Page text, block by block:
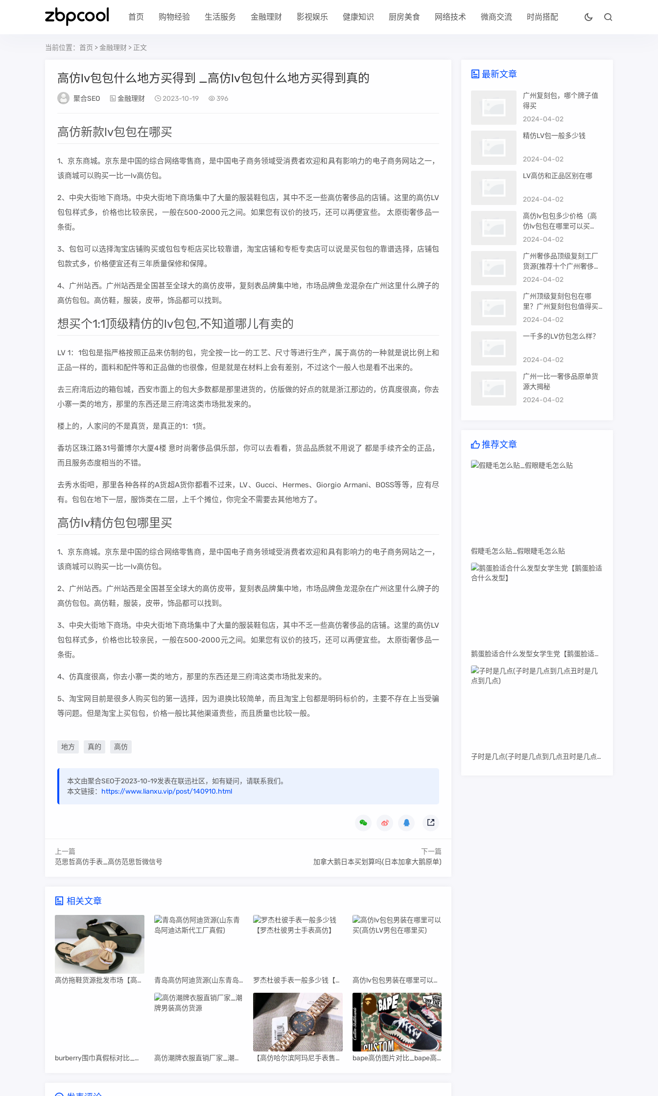
首页 购物经验 生活服务 金融理财 影视娱乐 健康知识 厨房美食 网络技术 微商交流 时尚搭配
当前位置： 首页 >金融理财 > 正文
高仿lv包包什么地方买得到 _高仿lv包包什么地方买得到真的
聚合SEO 金融理财 2023-10-19 396
高仿新款lv包包在哪买
1、京东商城。京东是中国的综合网络零售商，是中国电子商务领域受消费者欢迎和具有影响力的电子商务网站之一，
该商城可以购买一比一lv高仿包。
2、中央大街地下商场。中央大街地下商场集中了大量的服装鞋包店，其中不乏一些高仿奢侈品的店铺。这里的高仿LV
包包样式多，价格也比较亲民，一般在500-2000元之间。如果您有议价的技巧，还可以再便宜些。 太原街奢侈品一
条街。
3、包包可以选择淘宝店铺购买或包包专柜店买比较靠谱，淘宝店铺和专柜专卖店可以说是买包包的靠谱选择，店铺包
包款式多，价格便宜还有三年质量保修和保障。
4、广州站西。广州站西是全国甚至全球大的高仿皮带，复刻表品牌集中地，市场品牌鱼龙混杂在广州这里什么牌子的
高仿包包。高仿鞋，服装，皮带，饰品都可以找到。
想买个1:1顶级精仿的lv包包,不知道哪儿有卖的
LV 1：1包包是指严格按照正品来仿制的包，完全按一比一的工艺、尺寸等进行生产，属于高仿的一种就是说比例上和
正品一样的，面料和配件等和正品做的也很像，但是就是在材料上会有差别，不过这个一般人也是看不出来的。
去三府湾后边的箱包城，西安市面上的包大多数都是那里进货的，仿版做的好点的就是浙江那边的，仿真度很高，你去
小寨一类的地方，那里的东西还是三府湾这类市场批发来的。
楼上的，人家问的不是真货，是真正的1：1货。
香坊区珠江路31号蕾博尔大厦4楼 意时尚奢侈品俱乐部，你可以去看看，货品品质就不用说了 都是手续齐全的正品，
而且服务态度相当的不错。
去秀水街吧，那里各种各样的A货超A货你都看不过来，LV、Gucci、Hermes、Giorgio Armani、BOSS等等，应有尽
有。包包在地下一层，服饰类在二层，上千个摊位，你完全不需要去其他地方了。
高仿lv精仿包包哪里买
1、京东商城。京东是中国的综合网络零售商，是中国电子商务领域受消费者欢迎和具有影响力的电子商务网站之一，
该商城可以购买一比一lv高仿包。
2、广州站西。广州站西是全国甚至全球大的高仿皮带，复刻表品牌集中地，市场品牌鱼龙混杂在广州这里什么牌子的
高仿包包。高仿鞋，服装，皮带，饰品都可以找到。
3、中央大街地下商场。中央大街地下商场集中了大量的服装鞋包店，其中不乏一些高仿奢侈品的店铺。这里的高仿LV
包包样式多，价格也比较亲民，一般在500-2000元之间。如果您有议价的技巧，还可以再便宜些。 太原街奢侈品一
条街。
4、仿真度很高，你去小寨一类的地方，那里的东西还是三府湾这类市场批发来的。
5、淘宝网目前是很多人购买包的第一选择，因为退换比较简单，而且淘宝上包都是明码标价的，主要不存在上当受骗
等问题。但是淘宝上买包包，价格一般比其他渠道贵些，而且质量也比较一般。
地方 真的 高仿
本文由聚合SEO于2023-10-19发表在联迅社区，如有疑问，请联系我们。
本文链接： https://www.lianxu.vip/post/140910.html
上一篇
范思哲高仿手表_高仿范思哲微信号
下一篇
加拿大鹅日本买划算吗(日本加拿大鹅原单)
相关文章
高仿拖鞋货源批发市场【高仿拖鞋货源批发市场在哪里】 青岛高仿阿迪货源(山东青岛阿迪达斯代工厂真假) 罗杰杜彼手表一般多少钱【罗杰杜彼男士手表高仿】 高仿lv包包男装在哪里可以买(高仿LV男包在哪里买)
burberry围巾真假标对比_高仿burberry围巾 高仿潮牌衣服直销厂家_潮牌男装高仿货源 【高仿哈尔滨阿玛尼手表售后维修中心】 bape高仿图片对比_bape高仿
最新文章
广州复刻包，哪个牌子值
得买
2024-04-02
精仿LV包一般多少钱
2024-04-02
LV高仿和正品区别在哪
2024-04-02
高仿lv包包多少价格（高
仿lv包包在哪里可以买
到）
2024-04-02
广州奢侈品顶级复刻工厂
货源(推荐十个广州奢侈品
购买渠道)
2024-04-02
广州顶级复刻包包在哪
里？广州复刻包包值得买
吗？
2024-04-02
一千多的LV仿包怎么样？
2024-04-02
广州一比一奢侈品原单货
源大揭秘
2024-04-02
推荐文章
假睫毛怎么贴_假眼睫毛怎么贴
鹅蛋脸适合什么发型女学生党【鹅蛋脸适合什么发型】
子时是几点(子时是几点到几点丑时是几点到几点)